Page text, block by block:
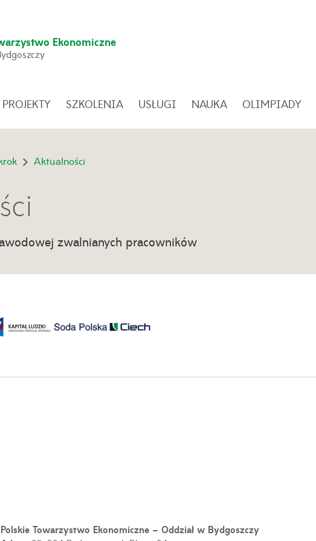
Ekonomiczne
PROJEKTY SZKOLENIA USŁUGI NAUKA OLIMPIADY
Aktualności
zwalnianych pracowników
Polskie Towarzystwo Ekonomiczne – Oddział w Bydgoszczy